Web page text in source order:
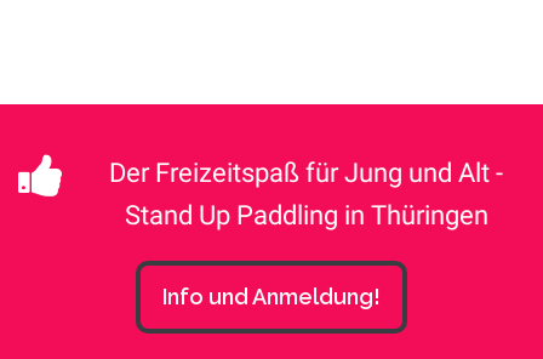
Der Freizeitspaß für Jung und Alt -
Stand Up Paddling in Thüringen
Info und Anmeldung!